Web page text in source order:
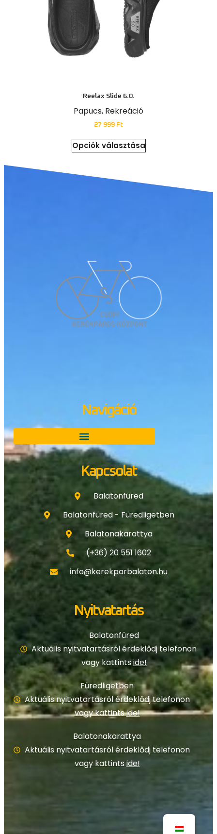
Reelax Slide 6.0.
Papucs, Rekreáció
27 999 Ft
Opciók választása
Navigáció
Kapcsolat
Balatonfüred
Balatonfüred - Füredligetben
Balatonakarattya
(+36) 20 551 1602
info@kerekparbalaton.hu
Nyitvatartás
Balatonfüred
Aktuális nyitvatartásról érdeklődj telefonon
vagy kattintside!
Füredligetben
Aktuális nyitvatartásról érdeklődj telefonon
vagy kattintside!
Balatonakarattya
Aktuális nyitvatartásról érdeklődj telefonon
vagy kattintside!